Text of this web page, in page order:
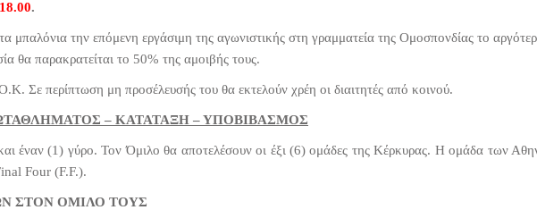
.
μπαλόνια την επόμενη εργάσιμη της αγωνιστικής στη γραμματεία της Ομοσπονδίας το
θα παρακρατείται το 50% της αμοιβής τους.
Σε περίπτωση μη προσέλευσής του θα εκτελούν χρέη οι διαιτητές από κοινού.
– ΚΑΤΑΤΑΞΗ – ΥΠΟΒΙΒΑΣΜΟΣ
έναν (1) γύρο. Τον Όμιλο θα αποτελέσουν οι έξι (6) ομάδες της Κέρκυρας. Η ομάδα
Four (F.F.).
ΣΤΟΝ ΟΜΙΛΟ ΤΟΥΣ